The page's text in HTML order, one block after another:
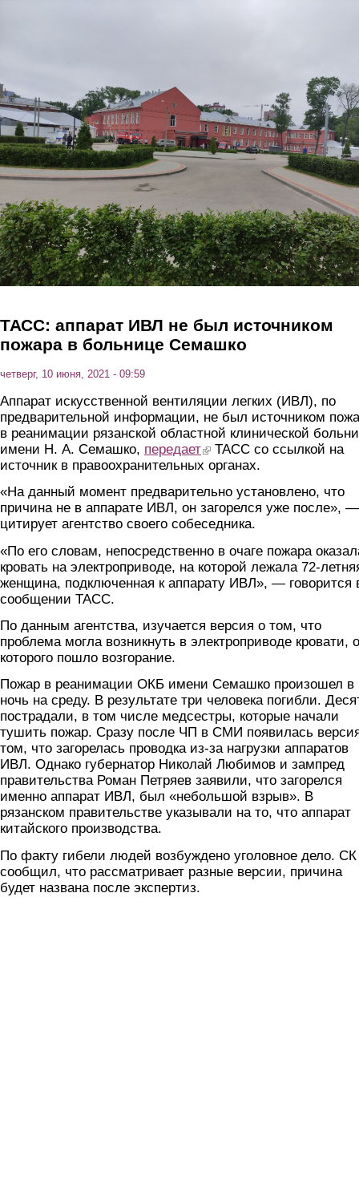
ТАСС: аппарат ИВЛ не был источником
пожара в больнице Семашко
четверг, 10 июня, 2021 - 09:59
Аппарат искусственной вентиляции легких (ИВЛ), по
предварительной информации, не был источником
в реанимации рязанской областной клинической
имени Н. А. Семашко, передает(link is external)
ТАСС со ссылкой на
источник в правоохранительных органах.
«На данный момент предварительно установлено, что
причина не в аппарате ИВЛ, он загорелся уже после», —
цитирует агентство своего собеседника.
«По его словам, непосредственно в очаге пожара
кровать на электроприводе, на которой лежала 72-
женщина, подключенная к аппарату ИВЛ», — говорится
сообщении ТАСС.
По данным агентства, изучается версия о том, что
проблема могла возникнуть в электроприводе кровати,
которого пошло возгорание.
Пожар в реанимации ОКБ имени Семашко произошел в
ночь на среду. В результате три человека погибли.
пострадали, в том числе медсестры, которые начали
тушить пожар. Сразу после ЧП в СМИ появилась
том, что загорелась проводка из-за нагрузки аппаратов
ИВЛ. Однако губернатор Николай Любимов и зампред
правительства Роман Петряев заявили, что загорелся
именно аппарат ИВЛ, был «небольшой взрыв». В
рязанском правительстве указывали на то, что аппарат
китайского производства.
По факту гибели людей возбуждено уголовное дело. СК
сообщил, что рассматривает разные версии, причина
будет названа после экспертиз.